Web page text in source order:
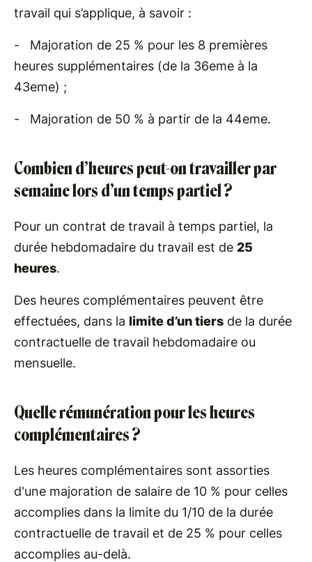
travail qui s’applique, à savoir :
- Majoration de 25 % pour les 8 premières
heures supplémentaires (de la 36eme à la
43eme) ;
- Majoration de 50 % à partir de la 44eme.
Combien d’heures peut-on travailler par
semaine lors d’un temps partiel ?
Pour un contrat de travail à temps partiel, la
durée hebdomadaire du travail est de 25
heures.
Des heures complémentaires peuvent être
effectuées, dans la limite d’un tiers de la durée
contractuelle de travail hebdomadaire ou
mensuelle.
Quelle rémunération pour les heures
complémentaires ?
Les heures complémentaires sont assorties
d'une majoration de salaire de 10 % pour celles
accomplies dans la limite du 1/10 de la durée
contractuelle de travail et de 25 % pour celles
accomplies au-delà.